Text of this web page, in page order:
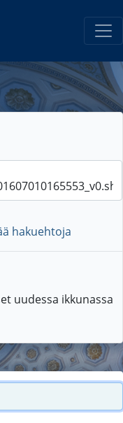
hakuehtoja
uudessa ikkunassa